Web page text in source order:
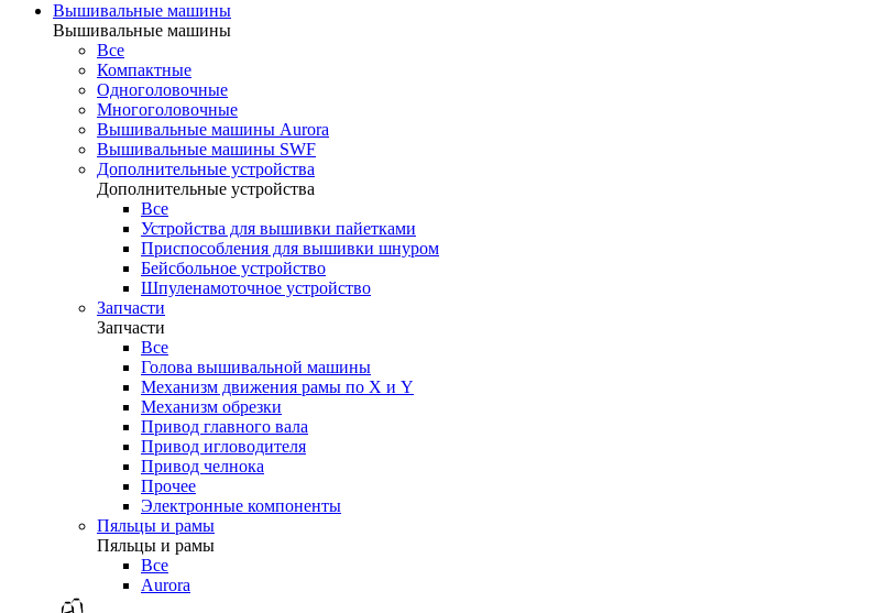
Вышивальные машины
Вышивальные машины
Все
Компактные
Одноголовочные
Многоголовочные
Вышивальные машины Aurora
Вышивальные машины SWF
Дополнительные устройства
Дополнительные устройства
Все
Устройства для вышивки пайетками
Приспособления для вышивки шнуром
Бейсбольное устройство
Шпуленамоточное устройство
Запчасти
Запчасти
Все
Голова вышивальной машины
Механизм движения рамы по X и Y
Механизм обрезки
Привод главного вала
Привод игловодителя
Привод челнока
Прочее
Электронные компоненты
Пяльцы и рамы
Пяльцы и рамы
Все
Aurora